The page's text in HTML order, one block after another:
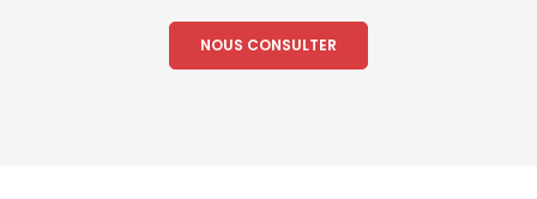
NOUS CONSULTER